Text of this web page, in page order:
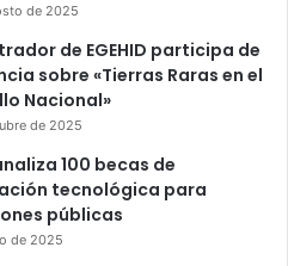
de 2025
de EGEHID participa de
sobre «Tierras Raras en el
Nacional»
de 2025
100 becas de
tecnológica para
públicas
de 2025